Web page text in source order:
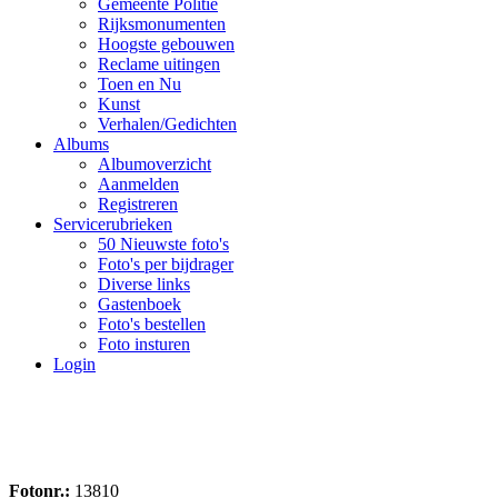
Gemeente Politie
Rijksmonumenten
Hoogste gebouwen
Reclame uitingen
Toen en Nu
Kunst
Verhalen/Gedichten
Albums
Albumoverzicht
Aanmelden
Registreren
Servicerubrieken
50 Nieuwste foto's
Foto's per bijdrager
Diverse links
Gastenboek
Foto's bestellen
Foto insturen
Login
Fotonr.: 13810